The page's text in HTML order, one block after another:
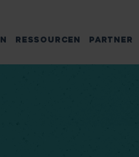
RESSOURCEN PARTNER